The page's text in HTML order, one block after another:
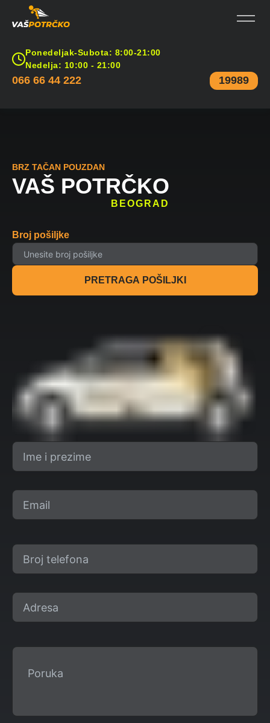
Ponedeljak-Subota: 8:00-21:00
Nedelja: 10:00 - 21:00
066 66 44 222 19989
BRZ TAČAN POUZDAN
VAŠ POTRČKO
BEOGRAD
Broj pošiljke
PRETRAGA POŠILJKI